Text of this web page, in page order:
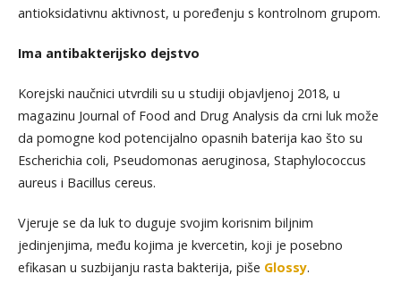
antioksidativnu aktivnost, u poređenju s kontrolnom grupom.
Ima antibakterijsko dejstvo
Korejski naučnici utvrdili su u studiji objavljenoj 2018, u
magazinu Journal of Food and Drug Analysis da crni luk može
da pomogne kod potencijalno opasnih baterija kao što su
Escherichia coli, Pseudomonas aeruginosa, Staphylococcus
aureus i Bacillus cereus.
Vjeruje se da luk to duguje svojim korisnim biljnim
jedinjenjima, među kojima je kvercetin, koji je posebno
efikasan u suzbijanju rasta bakterija, piše Glossy.